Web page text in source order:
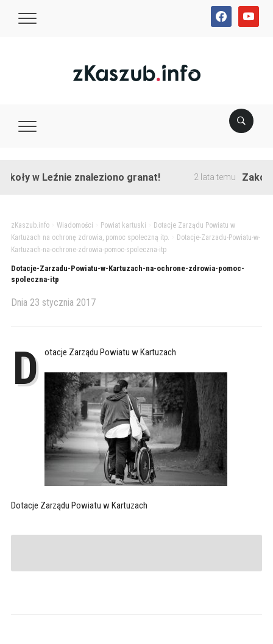
facebookyoutube
w Leźnie znaleziono granat! 2 lata temu
zKaszub.info> Wiadomości Powiat kartuski
Dotacje Zarządu Powiatu w
Kartuzach na ochronę zdrowia, pomoc społeczną itp.
Dotacje-Zarzadu-Powiatu-w-
Kartuzach-na-ochrone-zdrowia-pomoc-spoleczna-itp
Dotacje-Zarzadu-Powiatu-w-Kartuzach-na-ochrone-zdrowia-pomoc-
spoleczna-itp
Dnia 23 stycznia 2017
D otacje Zarządu Powiatu w Kartuzach
Dotacje Zarządu Powiatu w Kartuzach